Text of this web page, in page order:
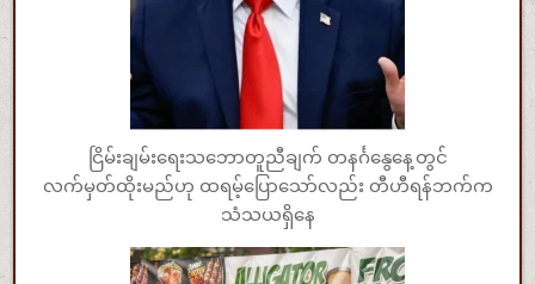
ငြိမ်းချမ်းရေးသဘောတူညီချက် တနင်္ဂနွေနေ့တွင်
လက်မှတ်ထိုးမည်ဟု ထရမ့်ပြောသော်လည်း တီဟီရန်ဘက်က
သံသယရှိနေ